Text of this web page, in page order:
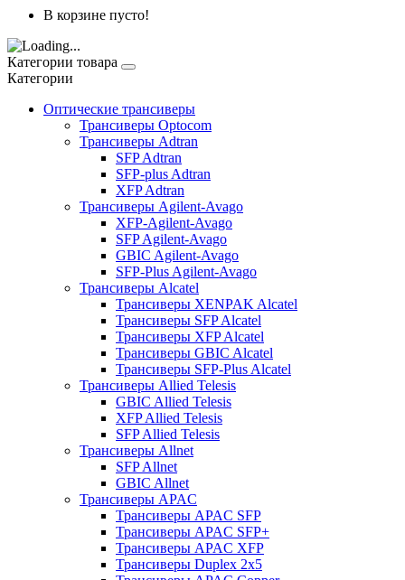
В корзине пусто!
Категории товара
Категории
Оптические трансиверы
Трансиверы Optocom
Трансиверы Adtran
SFP Adtran
SFP-plus Adtran
XFP Adtran
Трансиверы Agilent-Avago
XFP-Agilent-Avago
SFP Agilent-Avago
GBIC Agilent-Avago
SFP-Plus Agilent-Avago
Трансиверы Alcatel
Трансиверы XENPAK Alcatel
Трансиверы SFP Alcatel
Трансиверы XFP Alcatel
Трансиверы GBIC Alcatel
Трансиверы SFP-Plus Alcatel
Трансиверы Allied Telesis
GBIC Allied Telesis
XFP Allied Telesis
SFP Allied Telesis
Трансиверы Allnet
SFP Allnet
GBIC Allnet
Трансиверы APAC
Трансиверы APAC SFP
Трансиверы APAC SFP+
Трансиверы APAC XFP
Трансиверы Duplex 2x5